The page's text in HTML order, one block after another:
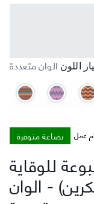
اللون الوان متعددة
بضاعة متوفرة
للوقاية
-الوان